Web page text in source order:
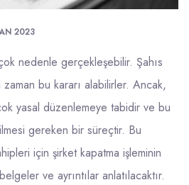
2023
nedenle gerçekleşebilir. Şahıs
bu kararı alabilirler. Ancak,
yasal düzenlemeye tabidir ve bu
gereken bir süreçtir. Bu
için şirket kapatma işleminin
ve ayrıntılar anlatılacaktır.